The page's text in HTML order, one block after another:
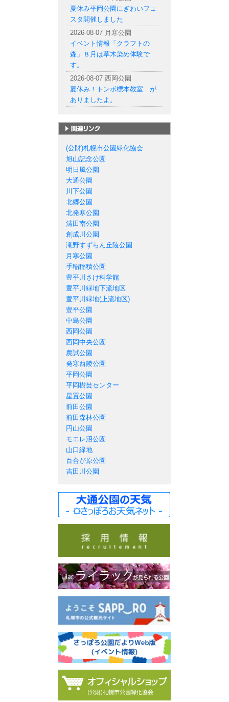
夏休み平岡公園にぎわいフェ
スタ開催しました
2026-08-07 月寒公園
イベント情報「クラフトの
森」８月は草木染め体験で
す。
2026-08-07 西岡公園
夏休み！トンボ標本教室 が
ありましたよ。
(公財)札幌市公園緑化協会
旭山記念公園
明日風公園
大通公園
川下公園
北郷公園
北発寒公園
清田南公園
創成川公園
滝野すずらん丘陵公園
月寒公園
手稲稲積公園
豊平川さけ科学館
豊平川緑地下流地区
豊平川緑地(上流地区)
豊平公園
中島公園
西岡公園
西岡中央公園
農試公園
発寒西陵公園
平岡公園
平岡樹芸センター
星置公園
前田公園
前田森林公園
円山公園
モエレ沼公園
山口緑地
百合が原公園
吉田川公園